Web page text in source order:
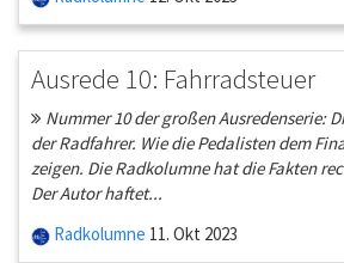
Ausrede 10: Fahrradsteuer
Nummer 10 der großen Ausredenserie:
der Radfahrer. Wie die Pedalisten dem
zeigen. Die Radkolumne hat die Fakten
Der Autor haftet...
Radkolumne 11. Okt 2023